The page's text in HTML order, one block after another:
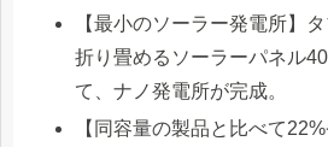
【最小のソーラー発電所】
折り畳めるソーラーパネル
て、ナノ発電所が完成。
【同容量の製品と比べて